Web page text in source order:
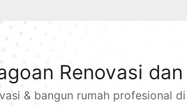
Renovasi
& bangun rumah profesional